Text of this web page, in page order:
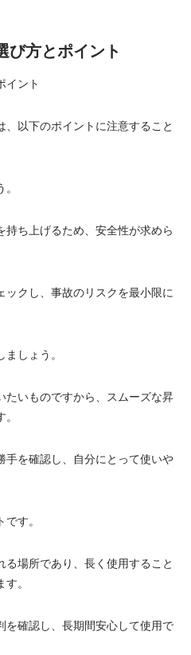
び方とポイント
イント
、以下のポイントに注意すること
持ち上げるため、安全性が求めら
クし、事故のリスクを最小限に
ましょう。
たいものですから、スムーズな昇
手を確認し、自分にとって使いや
す。
る場所であり、長く使用すること
。
を確認し、長期間安心して使用で